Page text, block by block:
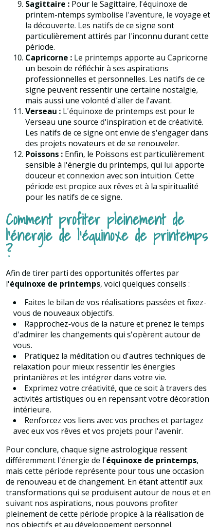
Sagittaire : Pour le Sagittaire, l'équinoxe de
printem-ntemps symbolise l'aventure, le voyage et
la découverte. Les natifs de ce signe sont
particulièrement attirés par l'inconnu durant cette
période.
Capricorne : Le printemps apporte au Capricorne
un besoin de réfléchir à ses aspirations
professionnelles et personnelles. Les natifs de ce
signe peuvent ressentir une certaine nostalgie,
mais aussi une volonté d'aller de l'avant.
Verseau : L'équinoxe de printemps est pour le
Verseau une source d'inspiration et de créativité.
Les natifs de ce signe ont envie de s'engager dans
des projets novateurs et de se renouveler.
Poissons : Enfin, le Poissons est particulièrement
sensible à l'énergie du printemps, qui lui apporte
douceur et connexion avec son intuition. Cette
période est propice aux rêves et à la spiritualité
pour les natifs de ce signe.
Comment profiter pleinement de
l'énergie de l'équinoxe de printemps
?
Afin de tirer parti des opportunités offertes par
l'équinoxe de printemps, voici quelques conseils :
Faites le bilan de vos réalisations passées et fixez-
vous de nouveaux objectifs.
Rapprochez-vous de la nature et prenez le temps
d'admirer les changements qui s'opèrent autour de
vous.
Pratiquez la méditation ou d'autres techniques de
relaxation pour mieux ressentir les énergies
printanières et les intégrer dans votre vie.
Exprimez votre créativité, que ce soit à travers des
activités artistiques ou en repensant votre décoration
intérieure.
Renforcez vos liens avec vos proches et partagez
avec eux vos rêves et vos projets pour l'avenir.
Pour conclure, chaque signe astrologique ressent
différemment l'énergie de l'équinoxe de printemps,
mais cette période représente pour tous une occasion
de renouveau et de changement. En étant attentif aux
transformations qui se produisent autour de nous et en
suivant nos aspirations, nous pouvons profiter
pleinement de cette période propice à la réalisation de
nos objectifs et au développement personnel.